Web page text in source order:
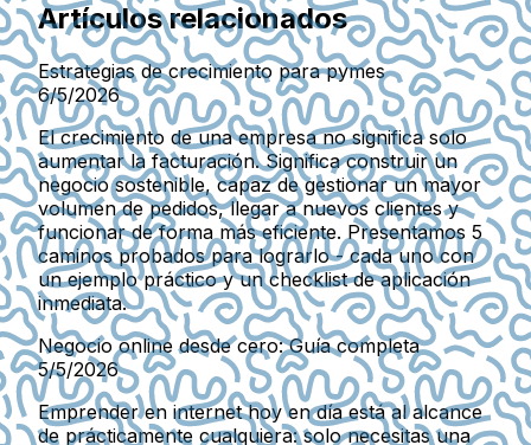
Artículos relacionados
Estrategias de crecimiento para pymes
6/5/2026
El crecimiento de una empresa no significa solo
aumentar la facturación. Significa construir un
negocio sostenible, capaz de gestionar un mayor
volumen de pedidos, llegar a nuevos clientes y
funcionar de forma más eficiente. Presentamos 5
caminos probados para lograrlo - cada uno con
un ejemplo práctico y un checklist de aplicación
inmediata.
Negocio online desde cero: Guía completa
5/5/2026
Emprender en internet hoy en día está al alcance
de prácticamente cualquiera: solo necesitas una